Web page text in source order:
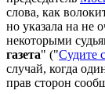
слова, как
но указала на не
некоторыми
газета" ("Судите
случай, когда
прав сторон